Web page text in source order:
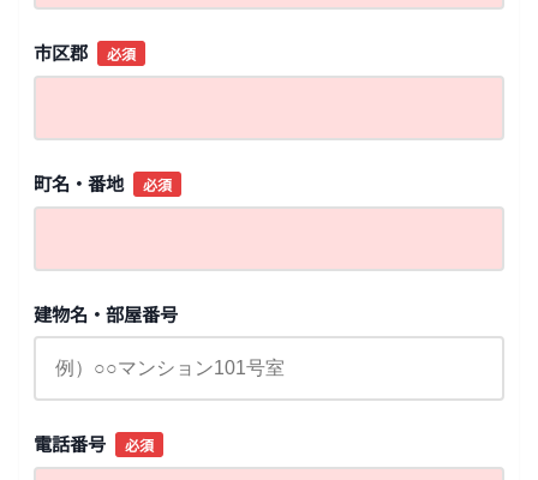
市区郡 必須
町名・番地 必須
建物名・部屋番号
電話番号 必須